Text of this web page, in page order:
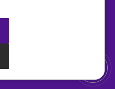
web@setium.ru
Малый пр. П.С., д 84-86